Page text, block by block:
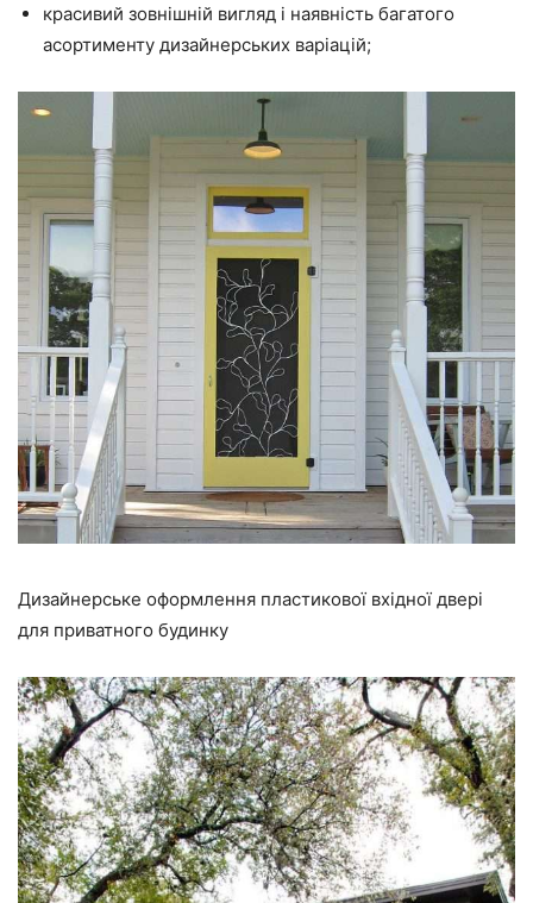
красивий зовнішній вигляд і наявність багатого
асортименту дизайнерських варіацій;
Дизайнерське оформлення пластикової вхідної двері
для приватного будинку